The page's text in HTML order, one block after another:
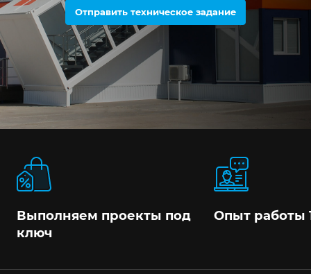
существования компании было
произведено более 5000 единиц
продукции.
Отправить техническое задание
Выполняем проекты под
ключ
Опыт работы